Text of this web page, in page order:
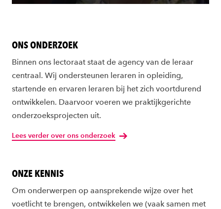
ONS ONDERZOEK
Binnen ons lectoraat staat de agency van de leraar
centraal. Wij ondersteunen leraren in opleiding,
startende en ervaren leraren bij het zich voortdurend
ontwikkelen. Daarvoor voeren we praktijkgerichte
onderzoeksprojecten uit.
Lees verder over ons onderzoek
ONZE KENNIS
Om onderwerpen op aansprekende wijze over het
voetlicht te brengen, ontwikkelen we (vaak samen met